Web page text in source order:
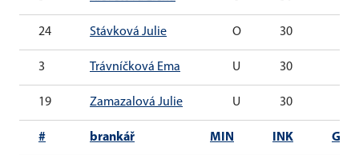
24 Stávková Julie O 30
3 Trávníčková Ema U 30
19 Zamazalová Julie U 30
# brankář MIN INK G